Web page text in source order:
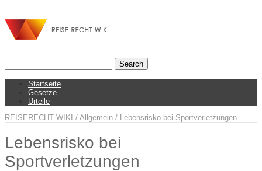
Startseite
Gesetze
Urteile
REISERECHT WIKI / Allgemein / Lebensrisko bei Sportverletzungen
Lebensrisko bei
Sportverletzungen